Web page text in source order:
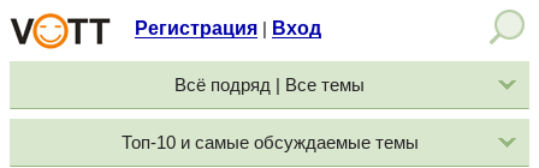
Регистрация Вход
Всё подряд | Все темы
Топ-10 и самые обсуждаемые темы